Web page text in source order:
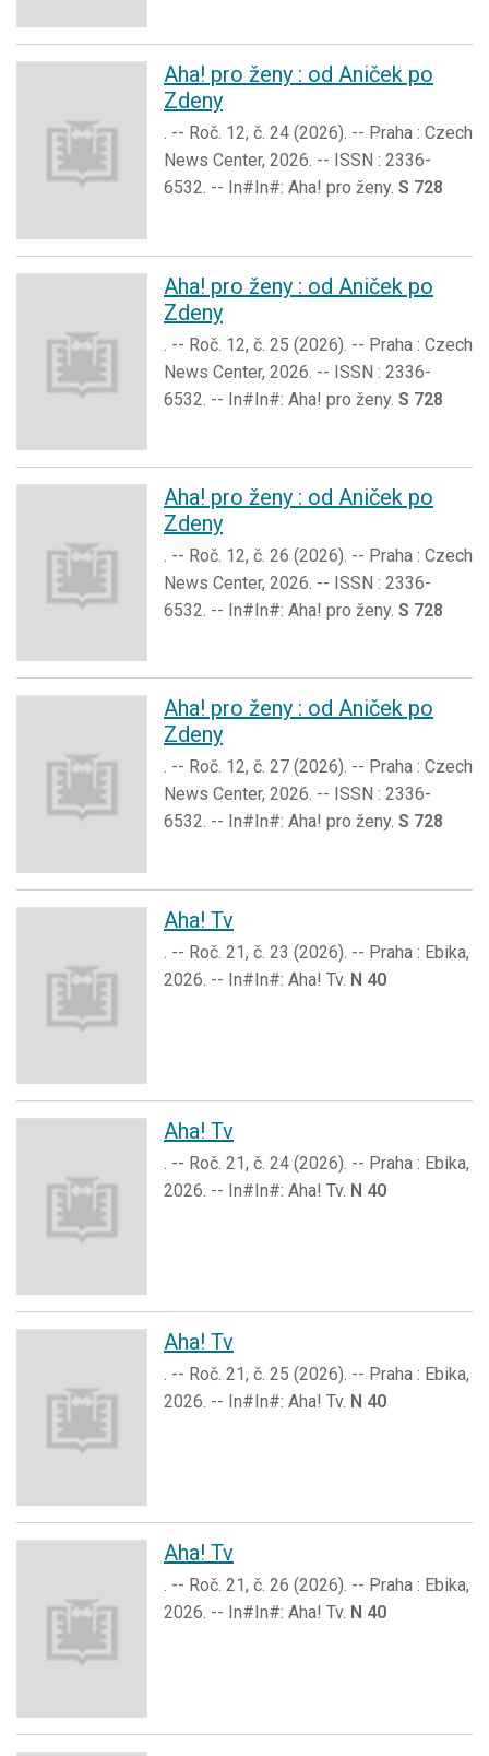
Aha! pro ženy : od Aniček po
Zdeny
. -- Roč. 12, č. 24 (2026). -- Praha : Czech
News Center, 2026. -- ISSN : 2336-
6532. -- In#In#: Aha! pro ženy. S 728
Aha! pro ženy : od Aniček po
Zdeny
. -- Roč. 12, č. 25 (2026). -- Praha : Czech
News Center, 2026. -- ISSN : 2336-
6532. -- In#In#: Aha! pro ženy. S 728
Aha! pro ženy : od Aniček po
Zdeny
. -- Roč. 12, č. 26 (2026). -- Praha : Czech
News Center, 2026. -- ISSN : 2336-
6532. -- In#In#: Aha! pro ženy. S 728
Aha! pro ženy : od Aniček po
Zdeny
. -- Roč. 12, č. 27 (2026). -- Praha : Czech
News Center, 2026. -- ISSN : 2336-
6532. -- In#In#: Aha! pro ženy. S 728
Aha! Tv
. -- Roč. 21, č. 23 (2026). -- Praha : Ebika,
2026. -- In#In#: Aha! Tv. N 40
Aha! Tv
. -- Roč. 21, č. 24 (2026). -- Praha : Ebika,
2026. -- In#In#: Aha! Tv. N 40
Aha! Tv
. -- Roč. 21, č. 25 (2026). -- Praha : Ebika,
2026. -- In#In#: Aha! Tv. N 40
Aha! Tv
. -- Roč. 21, č. 26 (2026). -- Praha : Ebika,
2026. -- In#In#: Aha! Tv. N 40